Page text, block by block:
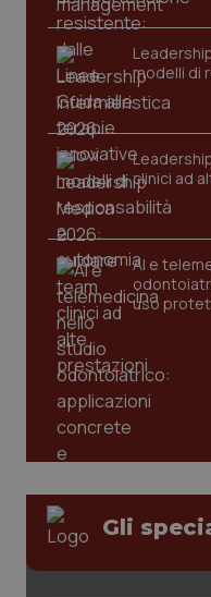
modelli di
clinici ad
AI e
uso
Gli
tracking-enable